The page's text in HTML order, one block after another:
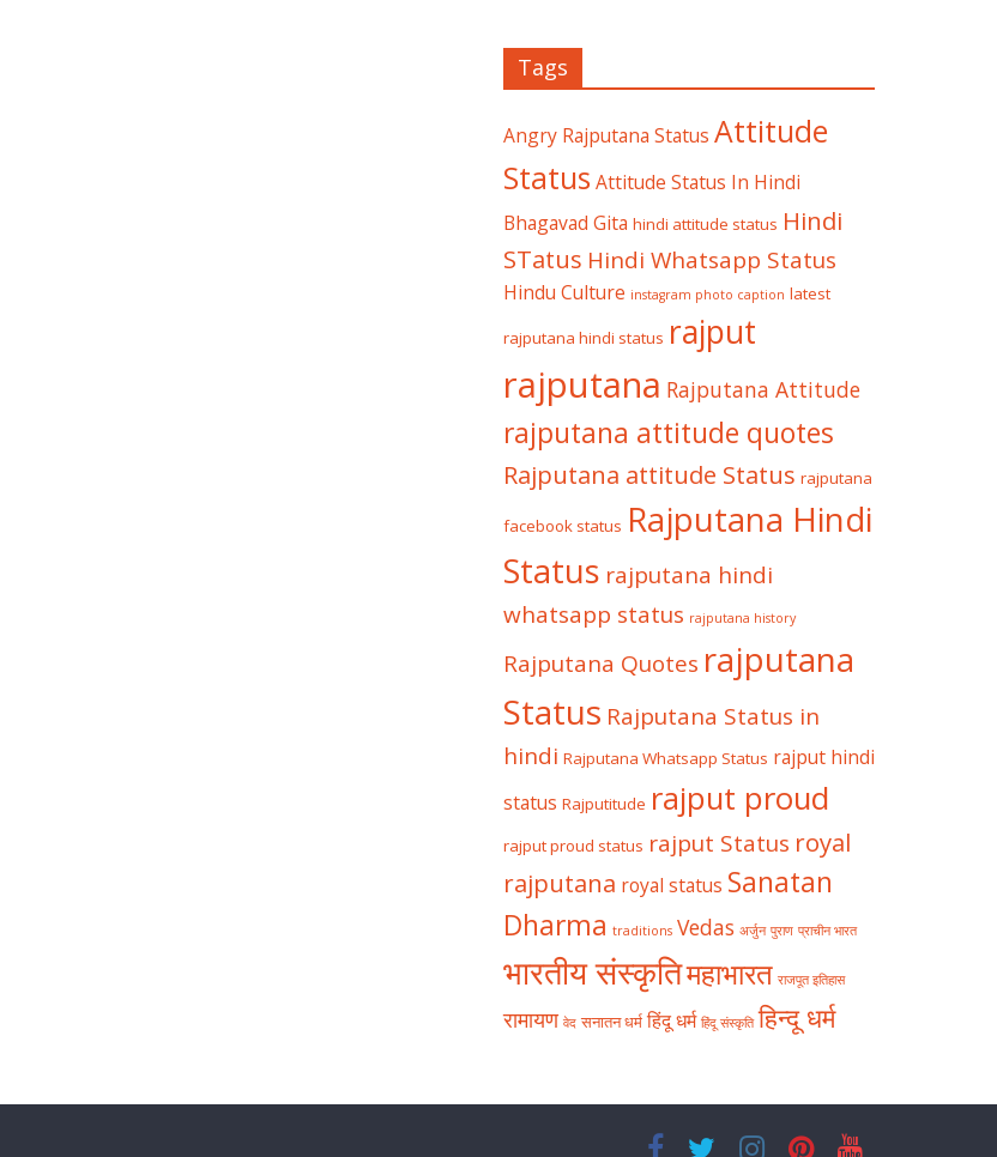
Tags
Angry Rajputana Status Attitude
Status Attitude Status In Hindi
Bhagavad Gita hindi attitude status Hindi
STatus Hindi Whatsapp Status
Hindu Culture instagram photo caption latest
rajputana hindi status rajput
rajputana Rajputana Attitude
rajputana attitude quotes
Rajputana attitude Status rajputana
facebook status Rajputana Hindi
Status rajputana hindi
whatsapp status rajputana history
Rajputana Quotes rajputana
Status Rajputana Status in
hindi Rajputana Whatsapp Status rajput hindi
status Rajputitude rajput proud
rajput proud status rajput Status royal
rajputana royal status Sanatan
Dharma traditions Vedas अर्जुन पुराण प्राचीन भारत
भारतीय संस्कृतिमहाभारत राजपूत इतिहास
रामायण वेद सनातन धर्म हिंदू धर्म हिंदू संस्कृति हिन्दू धर्म